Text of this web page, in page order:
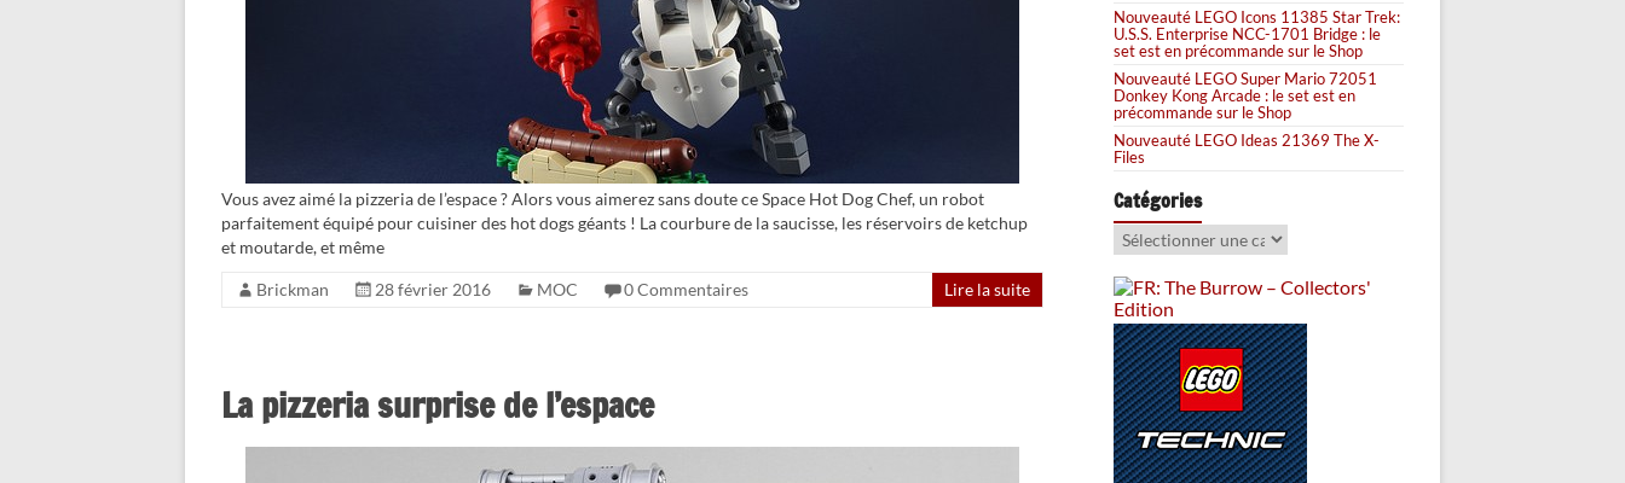
Vous avez aimé la pizzeria de l’espace ? Alors vous aimerez sans doute ce Space Hot Dog Chef, un robot
parfaitement équipé pour cuisiner des hot dogs géants ! La courbure de la saucisse, les réservoirs de ketchup
et moutarde, et même
Brickman 28 février 2016 MOC 0 Commentaires Lire la suite
La pizzeria surprise de l’espace
Nouveauté LEGO Icons 11385 Star Trek:
U.S.S. Enterprise NCC-1701 Bridge : le
set est en précommande sur le Shop
Nouveauté LEGO Super Mario 72051
Donkey Kong Arcade : le set est en
précommande sur le Shop
Nouveauté LEGO Ideas 21369 The X-
Files
Catégories
Catégories